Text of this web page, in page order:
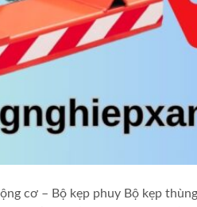
cơ – Bộ kẹp phuy Bộ kẹp